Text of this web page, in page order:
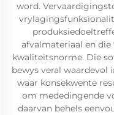
word.
afvalmateriaal en
kwaliteitsnorme. Die
bewys veral
waar konsekwente
om mededingende
daarvan behels